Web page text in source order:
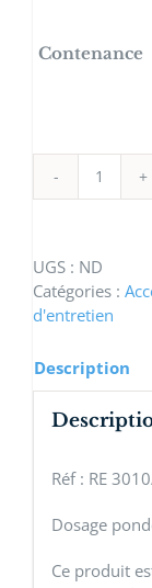
Contenance
quantité
epoxy
UGS : ND
Catégories :
d'entretien
Description
Réf : RE
Dosage
Ce produit